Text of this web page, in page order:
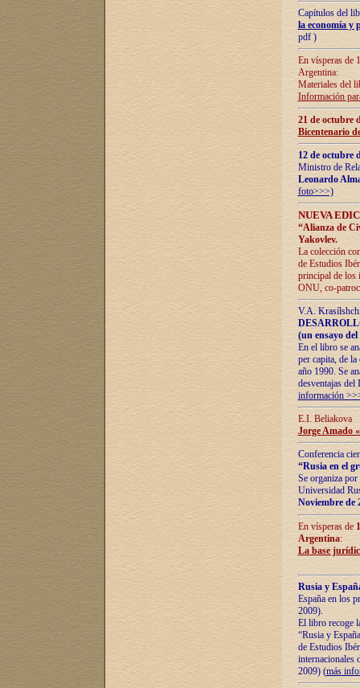
Capítulos del
la economía y
pdf )
En vísperas de
Argentina:
Materiales del
Información
21 de octubre
Bicentenario
12 de octubre
Ministro de
Leonardo
foto>>>)
NUEVA
“Alianza de
Yakovlev.
La colección
de Estudios
principal de los
ONU, co-
V.A.
(un ensayo
En el libro se
per capita, de
año 1990. Se
desventajas
información
E.I. Beliakova
Jorge Amado
Conferencia
“Rusia en el
Se organiza
Universidad
Noviembre de
En vísperas de
Argentina:
La base
Rusia y
España en los
2009).
El libro recoge
“Rusia y
de Estudios
internacionales
2009) (más